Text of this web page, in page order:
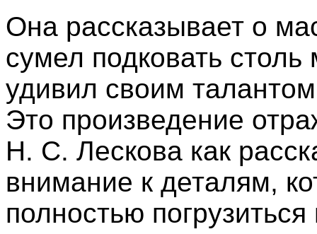
Она рассказывает о
сумел подковать
удивил своим
Это произведение
Н. С. Лескова как
внимание к деталям,
полностью